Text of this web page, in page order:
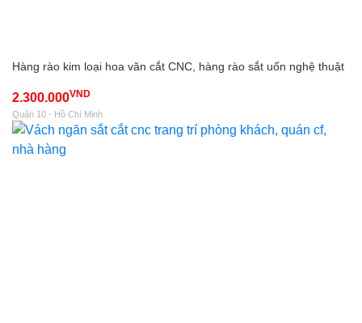
Hàng rào kim loại hoa văn cắt CNC, hàng rào sắt uốn nghệ thuật
2.300.000VND
Quận 10 - Hồ Chí Minh